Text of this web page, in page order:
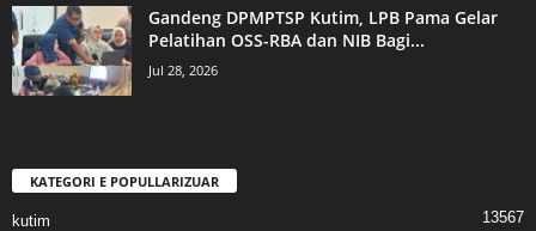
Gandeng DPMPTSP Kutim, LPB Pama Gelar
Pelatihan OSS-RBA dan NIB Bagi...
Jul 28, 2026
KATEGORI E POPULLARIZUAR
kutim 13567